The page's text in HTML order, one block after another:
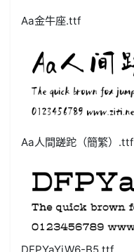
Aa金牛座.ttf
Aa人間蹉跎（簡繁）.ttf
DFPYaYiW6-B5.ttf